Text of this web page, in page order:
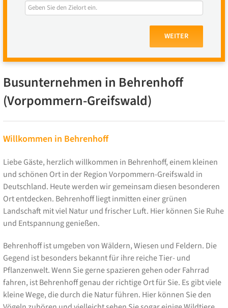
WEITER
Busunternehmen in Behrenhoff
(Vorpommern-Greifswald)
Willkommen in Behrenhoff
Liebe Gäste, herzlich willkommen in Behrenhoff, einem kleinen
und schönen Ort in der Region Vorpommern-Greifswald in
Deutschland. Heute werden wir gemeinsam diesen besonderen
Ort entdecken. Behrenhoff liegt inmitten einer grünen
Landschaft mit viel Natur und frischer Luft. Hier können Sie Ruhe
und Entspannung genießen.
Behrenhoff ist umgeben von Wäldern, Wiesen und Feldern. Die
Gegend ist besonders bekannt für ihre reiche Tier- und
Pflanzenwelt. Wenn Sie gerne spazieren gehen oder Fahrrad
fahren, ist Behrenhoff genau der richtige Ort für Sie. Es gibt viele
kleine Wege, die durch die Natur führen. Hier können Sie den